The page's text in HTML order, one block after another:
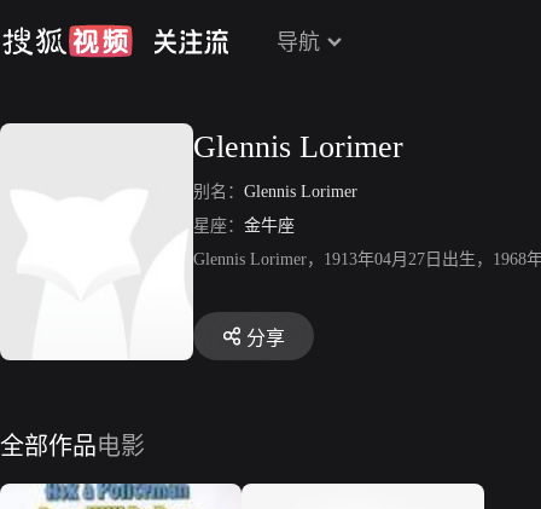
导航
Glennis Lorimer
别名： Glennis Lorimer
星座： 金牛座
Glennis Lorimer，1913年04月27日出生，
分享
全部作品电影